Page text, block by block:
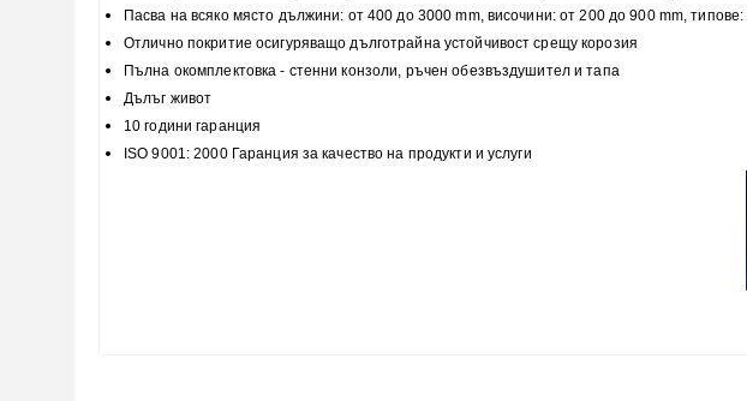
Пасва на всяко място дължини: от 400 до 3000 mm, височини:от 200 до 900 mm, типове:
Отлично покритие осигуряващо дълготрайна устойчивост срещу корозия
Пълна окомплектовка - стенни конзоли, ръчен обезвъздушител и тапа
Дълъг живот
10 години гаранция
ISO 9001: 2000 Гаранция за качество на продукти и услуги